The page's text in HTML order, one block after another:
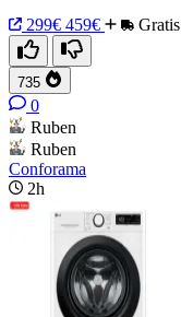
299€ 459€ Gratis
735
0
Ruben
Ruben
Conforama
2h